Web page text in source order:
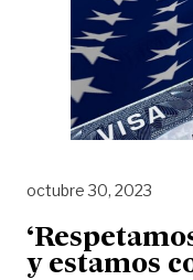
octubre 30, 2023
y estamos